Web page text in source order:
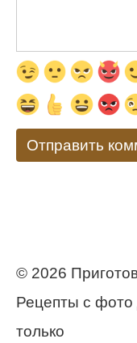
© 2026
Рецепты с фото
только